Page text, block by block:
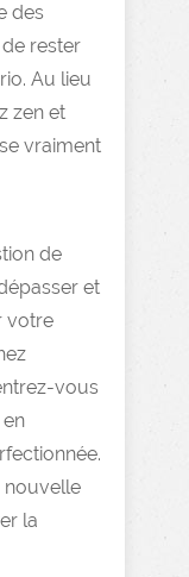
des
rester
Au lieu
zen et
vraiment
de
et
votre
vous
nouvelle
la